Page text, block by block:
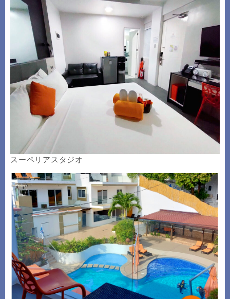
スーペリアスタジオ